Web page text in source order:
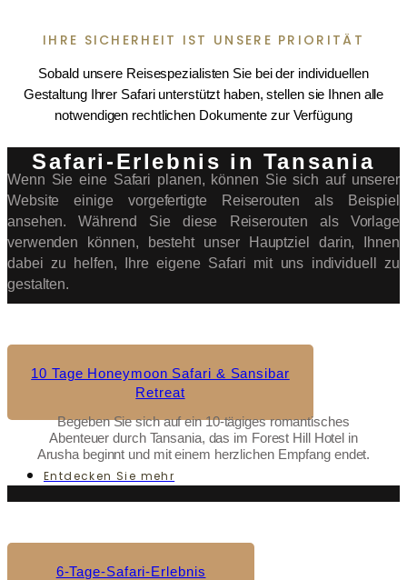
IHRE SICHERHEIT IST UNSERE PRIORITÄT
Sobald unsere Reisespezialisten Sie bei der individuellen
Gestaltung Ihrer Safari unterstützt haben, stellen sie Ihnen alle
notwendigen rechtlichen Dokumente zur Verfügung
Safari-Erlebnis in Tansania
Wenn Sie eine Safari planen, können Sie sich auf unserer
Website einige vorgefertigte Reiserouten als Beispiel
ansehen. Während Sie diese Reiserouten als Vorlage
verwenden können, besteht unser Hauptziel darin, Ihnen
dabei zu helfen, Ihre eigene Safari mit uns individuell zu
gestalten.
10 Tage Honeymoon Safari & Sansibar
Retreat
Begeben Sie sich auf ein 10-tägiges romantisches
Abenteuer durch Tansania, das im Forest Hill Hotel in
Arusha beginnt und mit einem herzlichen Empfang endet.
Entdecken Sie mehr
6-Tage-Safari-Erlebnis